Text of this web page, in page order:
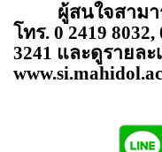
ผู้สนใจสาม
โทร. 0 2419 8032,
3241 และดูรายละ